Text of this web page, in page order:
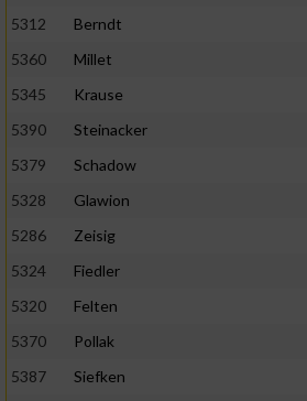
5312
Berndt
5360
Millet
5345
Krause
5390
Steinacker
5379
Schadow
5328
Glawion
5286
Zeisig
5324
Fiedler
5320
Felten
5370
Pollak
5387
Siefken